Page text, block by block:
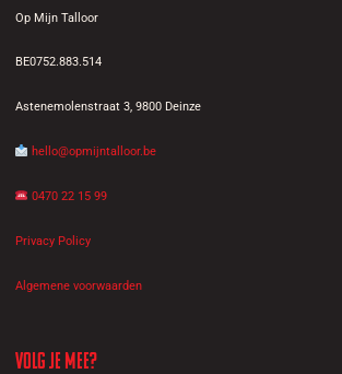
Op Mijn Talloor
BE0752.883.514
Astenemolenstraat 3, 9800 Deinze
hello@opmijntalloor.be
0470 22 15 99
Privacy Policy
Algemene voorwaarden
Volg je mee?